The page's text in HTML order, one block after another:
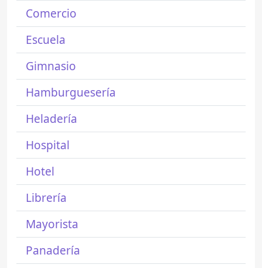
Comercio
Escuela
Gimnasio
Hamburguesería
Heladería
Hospital
Hotel
Librería
Mayorista
Panadería